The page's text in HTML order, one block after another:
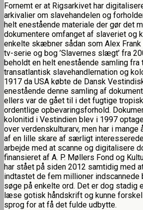
Fornemt er at Rigsarkivet har
arkivalier om slavehandelen og
helt enestående materiale der gør det
dokumentere omfanget af slaveriet og
enkelte skæbner sådan som Alex Frank
tv-serie og bog ’Slavernes slægt’ fra
beholdt en helt enestående samling fra
transatlantisk slavehandlernation og
1917 da USA købte de Dansk
enestående denne samling af
ellers var de gået til i det fugtige
ordentlige opbevaringsforhold.
kolonitid i Vestindien blev i 1997
over verdenskulturarv, men har i
af en lille skare af særligt
arbejde med at scanne og digitalisere
finansieret af A. P. Møllers Fond og
har stået på siden 2012 samtidig med
indtastet de fem millioner indscannede
søge på enkelte ord. Det er dog stadig
læse gotisk håndskrift og kunne
sprog for at få det fulde udbytte.